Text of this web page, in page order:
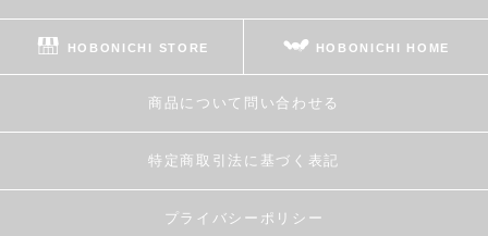
HOBONICHI STORE HOBONICHI HOME
商品について問い合わせる
特定商取引法に基づく表記
プライバシーポリシー